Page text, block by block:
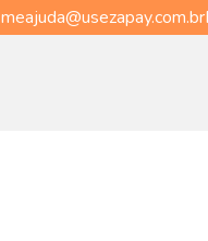
meajuda@usezapay.com.br